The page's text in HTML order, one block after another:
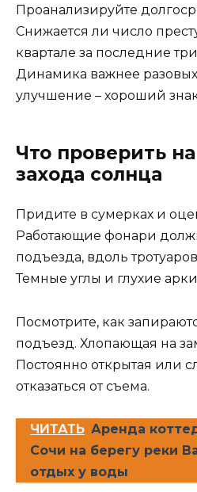
Проанализируйте
Снижается ли число
квартале за последние
Динамика важнее
улучшение – хороший
Что проверить
захода солнца
Придите в сумерках и
Работающие фонари
подъезда, вдоль
Темные углы и глухие
Посмотрите, как
подъезд. Хлопающая на
Постоянно открытая или
отказаться от съема.
ЧИТАТЬ Аренда
Сочи на берегу реки
отдых у воды